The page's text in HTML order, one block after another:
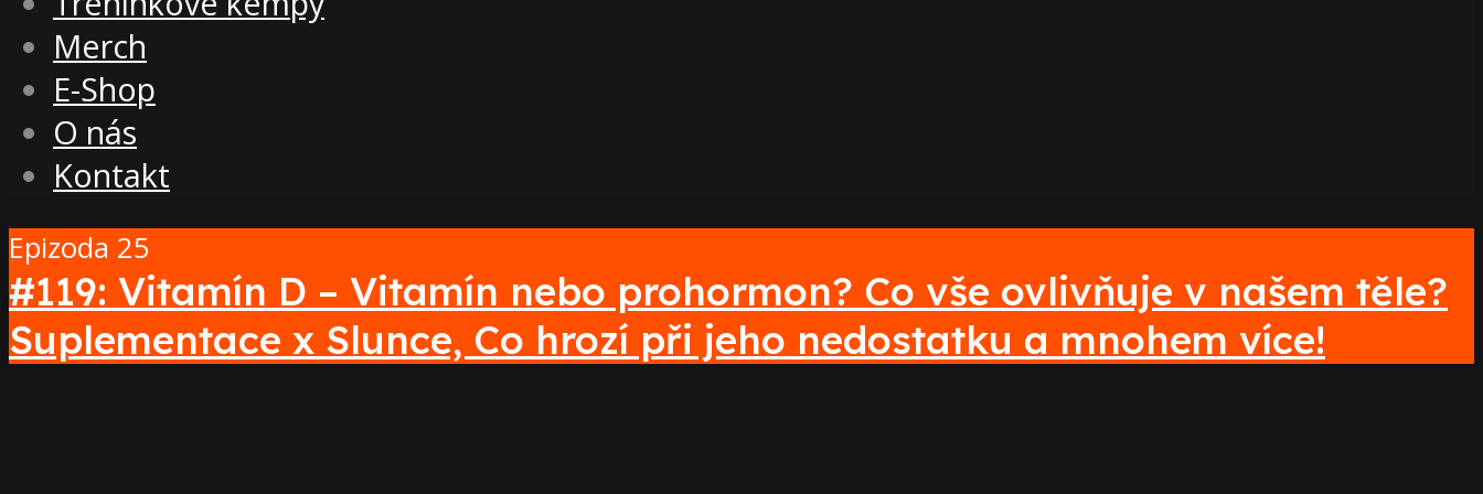
Merch
E-Shop
O nás
Kontakt
Epizoda 25
#119: Vitamín D – Vitamín nebo prohormon? Co vše ovlivňuje v našem těle?
Suplementace x Slunce, Co hrozí při jeho nedostatku a mnohem více!